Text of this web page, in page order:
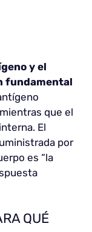
y el
fundamental
que el
El
por
es “la
QUÉ